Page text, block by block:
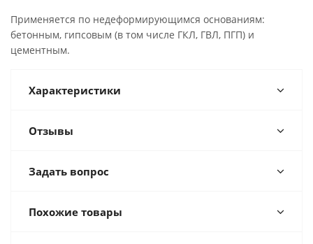
Применяется по недеформирующимся основаниям:
бетонным, гипсовым (в том числе ГКЛ, ГВЛ, ПГП) и
цементным.
Характеристики
Отзывы
Задать вопрос
Похожие товары